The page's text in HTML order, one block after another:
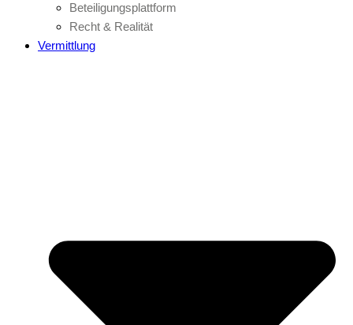
Beteiligungsplattform
Recht & Realität
Vermittlung